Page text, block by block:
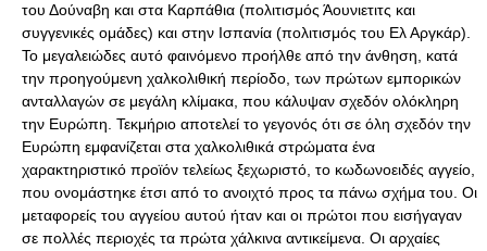
του Δούναβη και στα Καρπάθια (πολιτισμός Άουνιετιτς και
συγγενικές ομάδες) και στην Ισπανία (πολιτισμός του Ελ Αργκάρ).
Το μεγαλειώδες αυτό φαινόμενο προήλθε από την άνθηση, κατά
την προηγούμενη χαλκολιθική περίοδο, των πρώτων εμπορικών
ανταλλαγών σε μεγάλη κλίμακα, που κάλυψαν σχεδόν ολόκληρη
την Ευρώπη. Τεκμήριο αποτελεί το γεγονός ότι σε όλη σχεδόν την
Ευρώπη εμφανίζεται στα χαλκολιθικά στρώματα ένα
χαρακτηριστικό προϊόν τελείως ξεχωριστό, το κωδωνοειδές αγγείο,
που ονομάστηκε έτσι από το ανοιχτό προς τα πάνω σχήμα του. Οι
μεταφορείς του αγγείου αυτού ήταν και οι πρώτοι που εισήγαγαν
σε πολλές περιοχές τα πρώτα χάλκινα αντικείμενα. Οι αρχαίες